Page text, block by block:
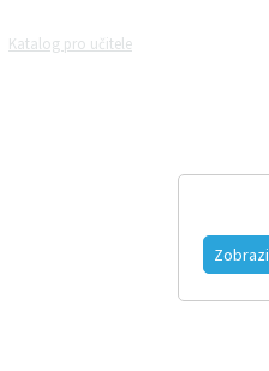
Katalog pro učitele